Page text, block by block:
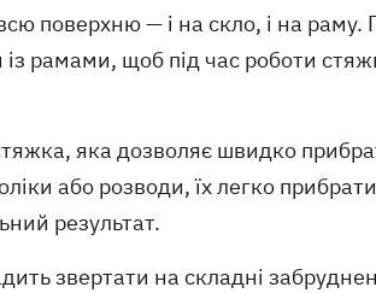
поверхню — і на скло, і на раму.
із рамами, щоб під час роботи
яка дозволяє швидко
або розводи, їх легко
результат.
звертати на складні